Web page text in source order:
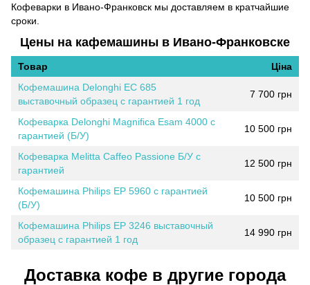
Кофеварки в Ивано-Франковск мы доставляем в кратчайшие
сроки.
Цены на кафемашины в Ивано-Франковске
Товар
Ціна
Кофемашина Delonghi EC 685
выставочный образец с гарантией 1 год
7 700 грн
Кофеварка Delonghi Magnifica Esam 4000 с
гарантией (Б/У)
10 500 грн
Кофеварка Melitta Caffeo Passione Б/У с
гарантией
12 500 грн
Кофемашина Philips EP 5960 с гарантией
(Б/У)
10 500 грн
Кофемашина Philips EP 3246 выставочный
образец с гарантией 1 год
14 990 грн
Доставка кофе в другие города